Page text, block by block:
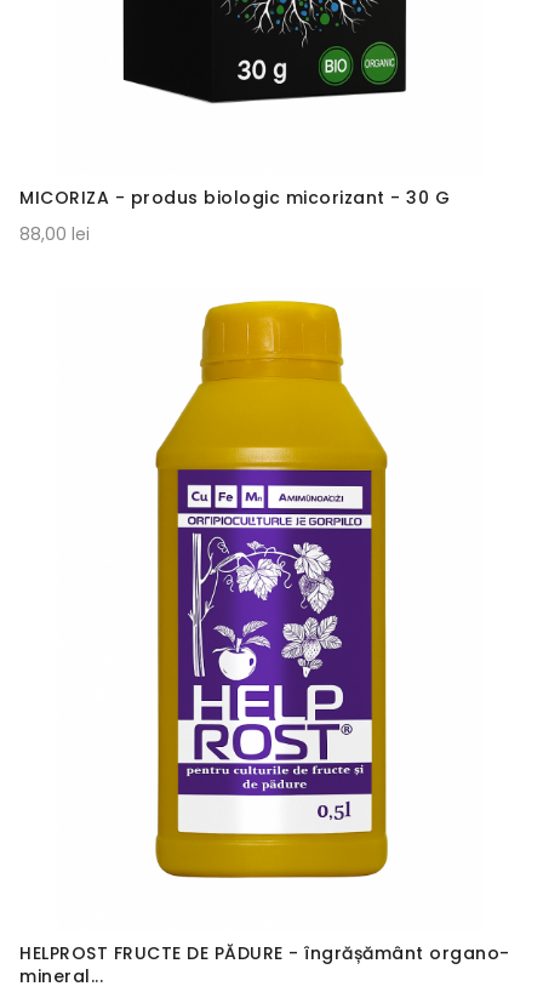
MICORIZA - produs biologic micorizant - 30 G
88,00 lei
HELPROST FRUCTE DE PĂDURE - îngrășământ organo-
mineral...